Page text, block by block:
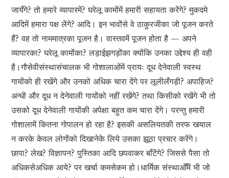
जायँगे? तो हमारे व्यापारमें? घरेलू कामोंमें हमारी सहायता करेंगे? मुकदमे
आदिमें हमारा पक्ष लेंगे? आदि। इन भावोंसे वे ठाकुरजीका जो पूजन करते
हैं? वह तो नाममात्रका पूजन है। वास्तवमें पूजन होता है — अपने
व्यापारका? घरेलू कामोंका? लड़ाईझगड़ोंका क्योंकि उनका उद्देश्य ही वही
है।गौसेवीसंस्थासंचालक भी गोशालाओंमें प्रायः दूध देनेवाली स्वस्थ
गायोंको ही रखेंगे और उनको अधिक चारा देंगे पर लूलीलँगड़ी? अपाहिज?
अन्धी और दूध न देनेवाली गायोंको नहीं रखेंगे? तथा किसीको रखेंगे भी तो
उसको दूध देनेवाली गायोंकी अपेक्षा बहुत कम चारा देंगे। परन्तु हमारी
गोशालामें कितना गोपालन हो रहा है? इसकी असलियतकी तरफ खयाल
न करके केवल लोगोंको दिखानेके लिये उसका झूठा प्रचार करेंगे।
छापा? लेख? विज्ञापन? पुस्तिका आदि छपवाकर बाँटेंगे? जिससे पैसा तो
अधिकसेअधिक आये? पर खर्चा कमसेकम हो।धार्मिक संस्थाओँमें भी जो